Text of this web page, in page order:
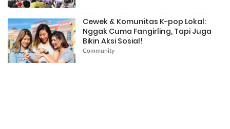
Cewek & Komunitas K-pop Lokal:
Nggak Cuma Fangirling, Tapi Juga
Bikin Aksi Sosial!
Community